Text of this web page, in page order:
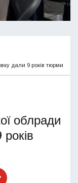
дали 9 років тюрми
облради